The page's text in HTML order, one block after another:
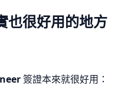
也很好用的地方
簽證本來就很好用：